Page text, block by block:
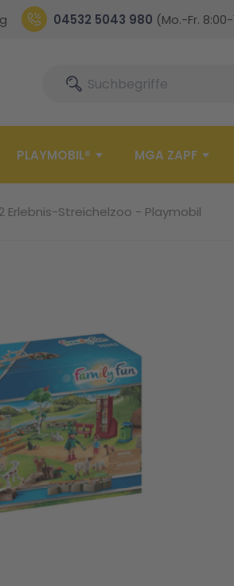
04532 5043 980 (Mo.-Fr.
SucheSuche
PLAYMOBIL® MGA ZAPF
Erlebnis-Streichelzoo - Playmobil